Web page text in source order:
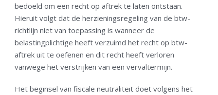
bedoeld om een recht op aftrek te laten ontstaan.
Hieruit volgt dat de herzieningsregeling van de btw-
richtlijn niet van toepassing is wanneer de
belastingplichtige heeft verzuimd het recht op btw-
aftrek uit te oefenen en dit recht heeft verloren
vanwege het verstrijken van een vervaltermijn.
Het beginsel van fiscale neutraliteit doet volgens het